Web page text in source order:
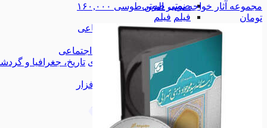
صوتی صوتی
فیلم فیلم
علوم اجتماعی علوم اجتماعی
ادب و هنر
سیاسی اجتماعی
سیاسی اجتماعی
تاریخ، جغرافیا و گردشگری تاریخ، جغرافیا و
کاربردی کاربردی
همه دسته بندی های نرم افزار
مجموعه آثار خواجه نصیر الدین طوسی ۱۶۰,۰۰۰
تومان